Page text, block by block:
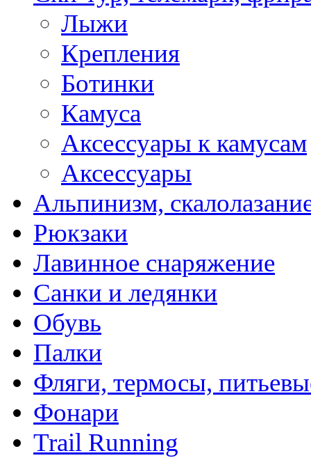
Лыжи
Крепления
Ботинки
Камуса
Аксессуары к камусам
Аксессуары
Альпинизм,
Рюкзаки
Лавинное снаряжение
Санки и ледянки
Обувь
Палки
Фляги, термосы,
Фонари
Trail Running